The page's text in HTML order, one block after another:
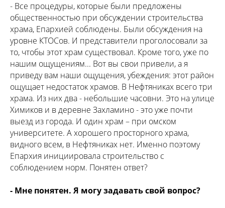
- Все процедуры, которые были предложены
общественностью при обсуждении строительства
храма, Епархией соблюдены. Были обсуждения на
уровне КТОСов. И представители проголосовали за
то, чтобы этот храм существовал. Кроме того, уже по
нашим ощущениям... Вот вы свои привели, а я
приведу вам наши ощущения, убеждения: этот район
ощущает недостаток храмов. В Нефтяниках всего три
храма. Из них два - небольшие часовни. Это на улице
Химиков и в деревне Захламино - это уже почти
выезд из города. И один храм – при омском
университете. А хорошего просторного храма,
видного всем, в Нефтяниках нет. Именно поэтому
Епархия инициировала строительство с
соблюдением норм. Понятен ответ?
- Мне понятен. Я могу задавать свой вопрос?